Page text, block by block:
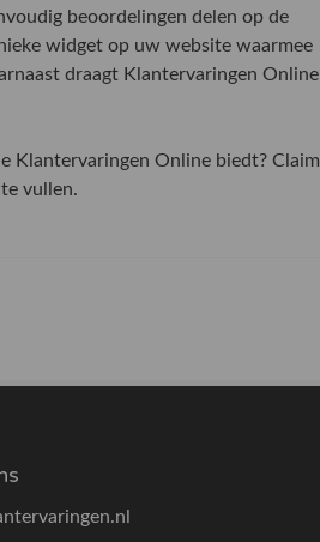
beoordelingen delen op de
widget op uw website waarmee
draagt Klantervaringen Online
Klantervaringen Online biedt? Claim
vullen.